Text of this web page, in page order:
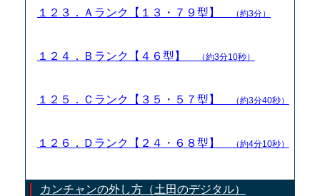
１２３．Ａランク【１３・７９型】 （約3分）
１２４．Ｂランク【４６型】 （約3分10秒）
１２５．Ｃランク【３５・５７型】 （約3分40秒）
１２６．Ｄランク【２４・６８型】 （約4分10秒）
カンチャンの外し方（土田のデジタル）